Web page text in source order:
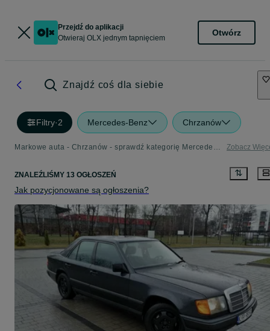
Przejdź do aplikacji
Otwieraj OLX jednym tapnięciem
Otwórz
Znajdź coś dla siebie
Filtry·2 Mercedes-Benz Chrzanów
Markowe auta - Chrzanów - sprawdź kategorię Mercedes-Benz Zobacz
ZNALEŹLIŚMY 13 OGŁOSZEŃ
Jak pozycjonowane są ogłoszenia?